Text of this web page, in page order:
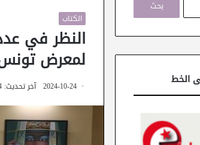
الكتاب
النظر في
لمعرض
2024-10-24 آخر تحديث: 2024-10-24
ح
ن
الخط